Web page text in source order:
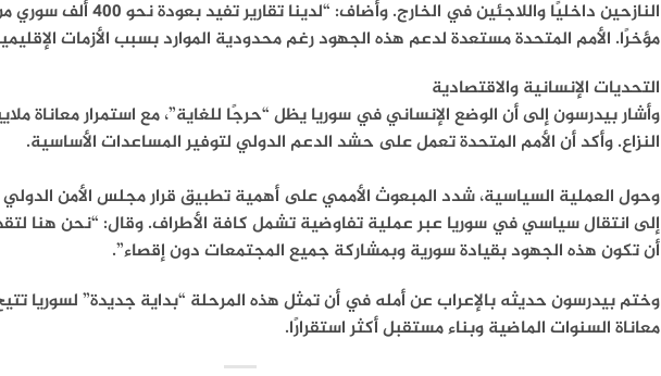
النازحين داخليًا واللاجئين في الخارج.
مؤخرًا. الأمم المتحدة مستعدة لدعم هذه الجهود رغم محدودية الموارد بسبب الأزمات
التحديات الإنسانية والاقتصادية
وأشار بيدرسون إلى أن الوضع الإنساني في سوريا يظل “حرجًا للغاية”، مع استمرار معاناة
النزاع. وأكد أن الأمم المتحدة تعمل على حشد الدعم الدولي لتوفير المساعدات الأساسية.
إلى انتقال سياسي في سوريا عبر عملية تفاوضية تشمل كافة الأطراف. وقال: “نحن هنا
أن تكون هذه الجهود بقيادة سورية وبمشاركة جميع المجتمعات دون إقصاء”.
وختم بيدرسون حديثه بالإعراب عن أمله في أن تمثل هذه المرحلة “بداية جديدة” لسوريا
معاناة السنوات الماضية وبناء مستقبل أكثر استقرارًا.